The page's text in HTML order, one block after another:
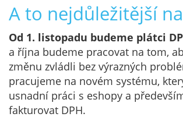
A to nejdůležitější
Od 1. listopadu budeme plátci
a října budeme pracovat na tom,
změnu zvládli bez výrazných
pracujeme na novém systému,
usnadní práci s eshopy a
fakturovat DPH.